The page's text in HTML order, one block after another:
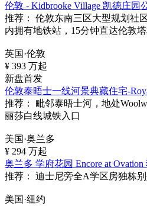
伦敦 - Kidbrooke Village 凯德庄园
推荐：
伦敦东南三区大型规划社
内拥有地铁站，15分钟直达伦敦
英国·伦敦
¥ 393 万起
新盘首发
伦敦泰晤士一线河景典藏住宅-
推荐：
毗邻泰晤士河，地处
丽莎白线城铁入口
美国·奥兰多
¥ 294 万起
奥兰多 学府花园 Encore at Ovation
推荐：
迪士尼旁全A学区房独栋
美国·纽约